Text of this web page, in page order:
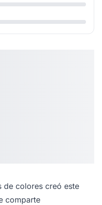
de colores creó este
comparte